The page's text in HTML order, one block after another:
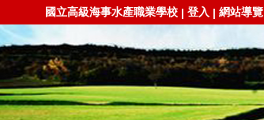
國立高級海事水產職業學校 | 登入 | 網站導覽